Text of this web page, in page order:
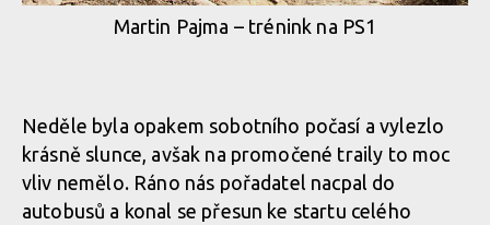
Martin Pajma – trénink na PS1
Neděle byla opakem sobotního počasí a vylezlo
krásně slunce, avšak na promočené traily to moc
vliv nemělo. Ráno nás pořadatel nacpal do
autobusů a konal se přesun ke startu celého